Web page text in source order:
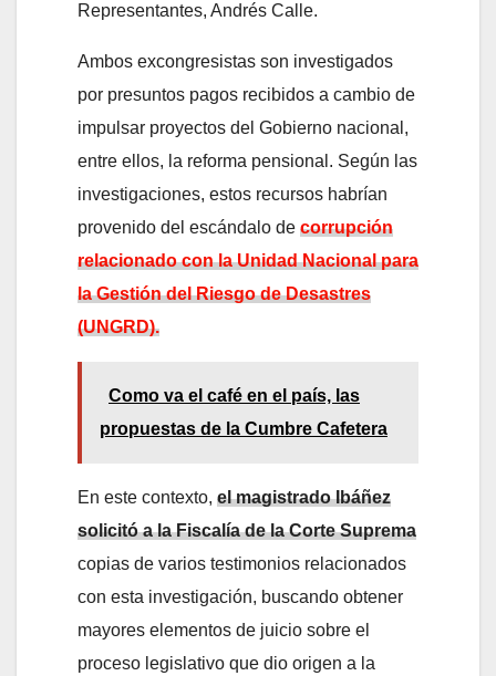
Representantes, Andrés Calle.
Ambos excongresistas son investigados
por presuntos pagos recibidos a cambio de
impulsar proyectos del Gobierno nacional,
entre ellos, la reforma pensional. Según las
investigaciones, estos recursos habrían
provenido del escándalo de corrupción
relacionado con la Unidad Nacional para
la Gestión del Riesgo de Desastres
(UNGRD).
Como va el café en el país, las
propuestas de la Cumbre Cafetera
En este contexto, el magistrado Ibáñez
solicitó a la Fiscalía de la Corte Suprema
copias de varios testimonios relacionados
con esta investigación, buscando obtener
mayores elementos de juicio sobre el
proceso legislativo que dio origen a la